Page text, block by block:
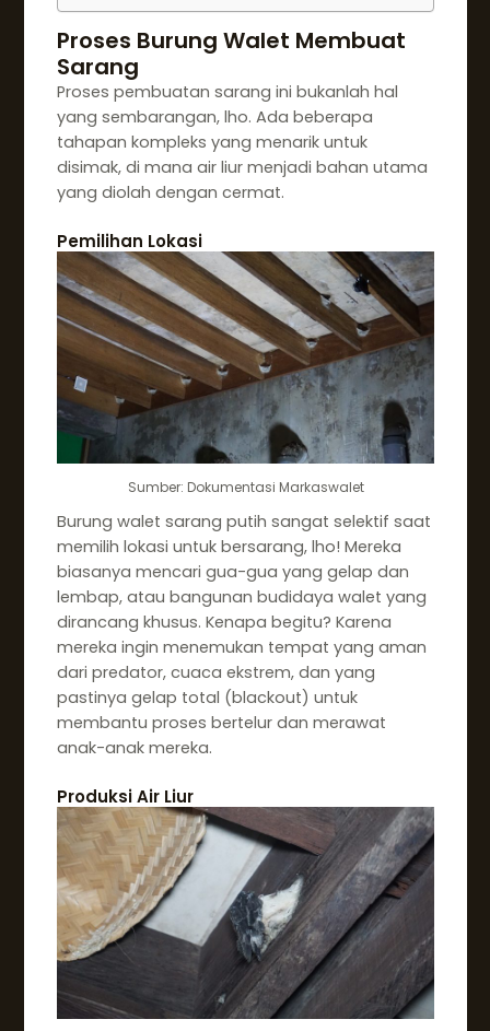
Proses Burung Walet Membuat
Sarang
Proses pembuatan sarang ini bukanlah hal
yang sembarangan, lho. Ada beberapa
tahapan kompleks yang menarik untuk
disimak, di mana air liur menjadi bahan utama
yang diolah dengan cermat.
Pemilihan Lokasi
Sumber: Dokumentasi Markaswalet
Burung walet sarang putih sangat selektif saat
memilih lokasi untuk bersarang, lho! Mereka
biasanya mencari gua-gua yang gelap dan
lembap, atau bangunan budidaya walet yang
dirancang khusus. Kenapa begitu? Karena
mereka ingin menemukan tempat yang aman
dari predator, cuaca ekstrem, dan yang
pastinya gelap total (blackout) untuk
membantu proses bertelur dan merawat
anak-anak mereka.
Produksi Air Liur